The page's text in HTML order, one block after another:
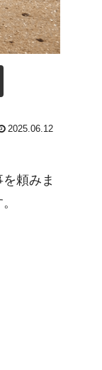
2025.06.12
頼みま